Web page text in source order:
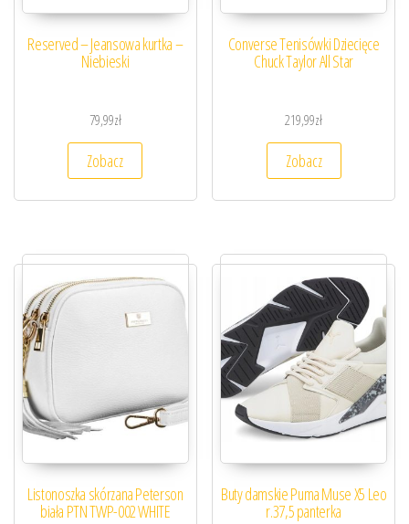
Reserved – Jeansowa kurtka –
Niebieski
79,99zł
Zobacz
Converse Tenisówki Dziecięce
Chuck Taylor All Star
219,99zł
Zobacz
Listonoszka skórzana Peterson
biała PTN TWP-002 WHITE
Buty damskie Puma Muse X5 Leo
r.37,5 panterka